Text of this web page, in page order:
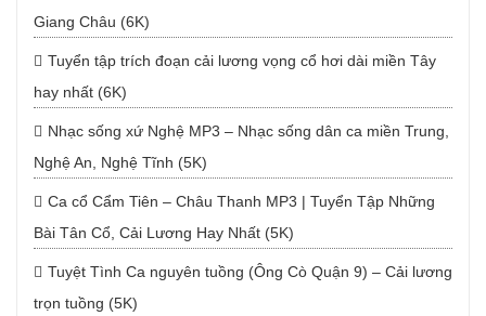
Giang Châu (6K)
Tuyển tập trích đoạn cải lương vọng cổ hơi dài miền Tây
hay nhất (6K)
Nhạc sống xứ Nghệ MP3 – Nhạc sống dân ca miền Trung,
Nghệ An, Nghệ Tĩnh (5K)
Ca cổ Cẩm Tiên – Châu Thanh MP3 | Tuyển Tập Những
Bài Tân Cổ, Cải Lương Hay Nhất (5K)
Tuyệt Tình Ca nguyên tuồng (Ông Cò Quận 9) – Cải lương
trọn tuồng (5K)